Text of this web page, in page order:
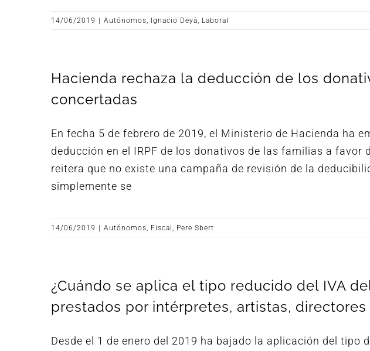
14/06/2019 Autónomos, Ignacio Deyà, Laboral
Hacienda rechaza la deducción de los
concertadas
En fecha 5 de febrero de 2019, el Ministerio de Hacienda ha
deducción en el IRPF de los donativos de las familias a favor
reitera que no existe una campaña de revisión de la
simplemente se
14/06/2019 Autónomos, Fiscal , Pere Sbert
¿Cuándo se aplica el tipo reducido del IVA
prestados por intérpretes, artistas, directores
Desde el 1 de enero del 2019 ha bajado la aplicación del tipo